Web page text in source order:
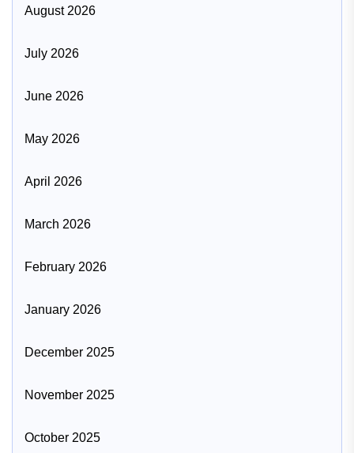
August 2026
July 2026
June 2026
May 2026
April 2026
March 2026
February 2026
January 2026
December 2025
November 2025
October 2025